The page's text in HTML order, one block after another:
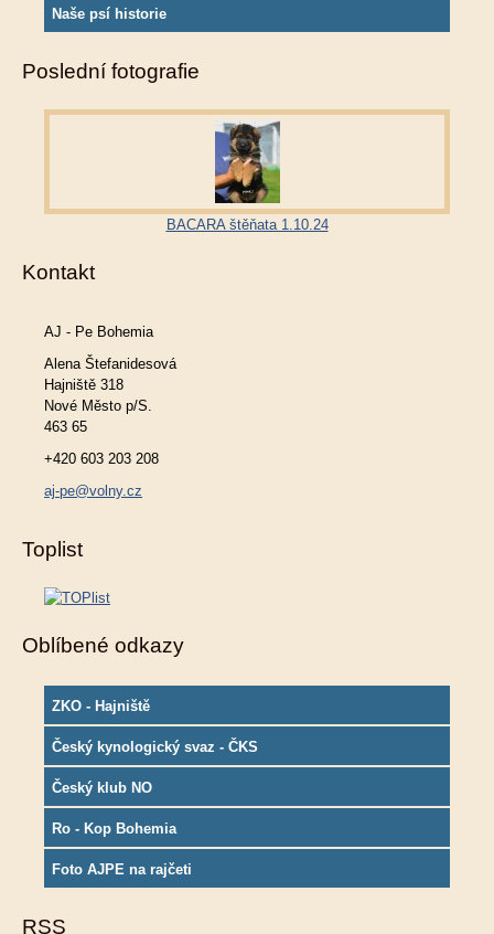
Naše psí historie
Poslední fotografie
BACARA štěňata 1.10.24
Kontakt
AJ - Pe Bohemia
Alena Štefanidesová
Hajniště 318
Nové Město p/S.
463 65
+420 603 203 208
aj-pe@volny.cz
Toplist
Oblíbené odkazy
ZKO - Hajniště
Český kynologický svaz - ČKS
Český klub NO
Ro - Kop Bohemia
Foto AJPE na rajčeti
RSS